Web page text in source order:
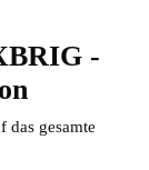
-
das gesamte